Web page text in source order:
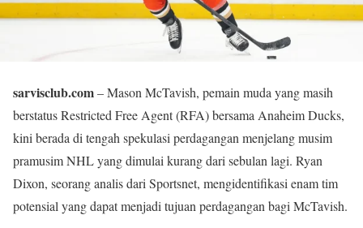
sarvisclub.com– Mason McTavish, pemain muda yang masih
berstatus Restricted Free Agent (RFA) bersama Anaheim Ducks,
kini berada di tengah spekulasi perdagangan menjelang musim
pramusim NHL yang dimulai kurang dari sebulan lagi. Ryan
Dixon, seorang analis dari Sportsnet, mengidentifikasi enam tim
potensial yang dapat menjadi tujuan perdagangan bagi McTavish.